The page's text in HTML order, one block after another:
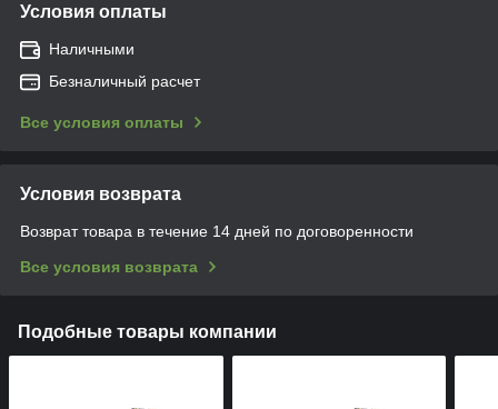
Условия оплаты
Наличными
Безналичный расчет
Все условия оплаты
Условия возврата
Возврат товара в течение 14 дней по договоренности
Все условия возврата
Подобные товары компании